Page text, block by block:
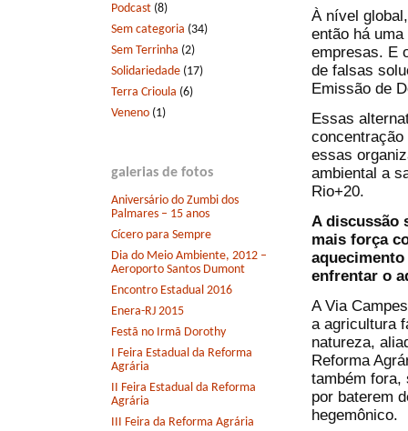
Podcast (8)
Sem categoria (34)
Sem Terrinha (2)
Solidariedade (17)
Terra Crioula (6)
Veneno (1)
galerias de fotos
Aniversário do Zumbi dos
Palmares – 15 anos
Cícero para Sempre
Dia do Meio Ambiente, 2012 –
Aeroporto Santos Dumont
Encontro Estadual 2016
Enera-RJ 2015
Festã no Irmã Dorothy
I Feira Estadual da Reforma
Agrária
II Feira Estadual da Reforma
Agrária
III Feira da Reforma Agrária
À nível
então há
empresas. E
de falsas
Emissão de
Essas
essas
ambiental a
Rio+20.
A discussão
mais força
enfrentar o
A Via
a agricultura
natureza,
Reforma
também fora,
por baterem
hegemônico.